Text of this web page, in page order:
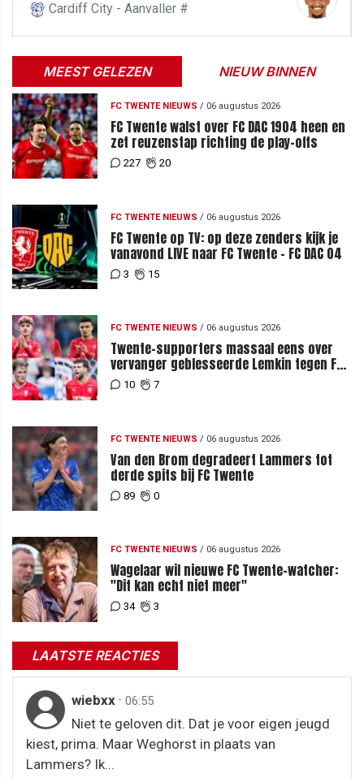
Cardiff City - Aanvaller #
MEEST GELEZEN NIEUW BINNEN
FC TWENTE NIEUWS / 06 augustus 2026
FC Twente walst over FC DAC 1904 heen en
zet reuzenstap richting de play-offs
227 20
FC TWENTE NIEUWS / 06 augustus 2026
FC Twente op TV: op deze zenders kijk je
vanavond LIVE naar FC Twente - FC DAC 04
3 15
FC TWENTE NIEUWS / 06 augustus 2026
Twente-supporters massaal eens over
vervanger geblesseerde Lemkin tegen FC
DAC 04
10 7
FC TWENTE NIEUWS / 06 augustus 2026
Van den Brom degradeert Lammers tot
derde spits bij FC Twente
89 0
FC TWENTE NIEUWS / 06 augustus 2026
Wagelaar wil nieuwe FC Twente-watcher:
"Dit kan echt niet meer"
34 3
LAATSTE REACTIES
wiebxx · 06:55
Niet te geloven dit. Dat je voor eigen jeugd
kiest, prima. Maar Weghorst in plaats van
Lammers? Ik...